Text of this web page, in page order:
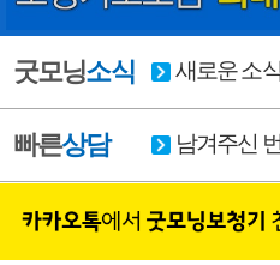
굿모닝소식 새로운 소
빠른상담 남겨주신